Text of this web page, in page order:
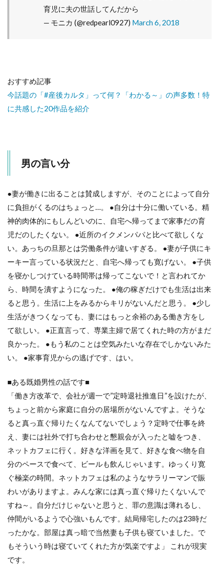
育児に夫の世話してんだから
— モニカ (@redpearl0927) March 6, 2018
おすすめ記事
今話題の「#産後カルタ」って何？「わかる～」の声多数！特
に共感した20作品を紹介
男の言い分
●妻が働きに出ることは賛成しますが、そのことによって自分
に負担がくるのはちょっと…。 ●自分は十分に働いている。精
神的肉体的にもしんどいのに、自宅へ帰ってまで家事だの育
児だのしたくない。 ●近所のイクメンパパと比べて欲しくな
い。あっちの旦那とは労働条件が違いすぎる。 ●妻が子供にキ
ーキー言っている状況だと、自宅へ帰っても寛げない。 ●子供
を寝かしつけている時間帯は帰ってこないで！と言われてか
ら、時間を潰すようになった。 ●俺の稼ぎだけでも生活は出来
ると思う。生活に上をみるからキリがないんだと思う。 ●少し
生活がきつくなっても、妻にはもっと余裕のある働き方をし
て欲しい。 ●正直言って、専業主婦で居てくれた時の方がまだ
良かった。 ●もう私のことは空気みたいな存在でしかないみた
い。 ●家事育児からの逃げです、はい。
■ある既婚男性の話です■
「働き方改革で、会社が週一で”定時退社推進日”を設けたが、
ちょっと前から家庭に自分の居場所がないんですよ。そうな
ると真っ直ぐ帰りたくなんてないでしょう？定時で仕事を終
え、妻には社外で打ち合わせと懇親会が入ったと嘘をつき、
ネットカフェに行く。好きな洋画を見て、好きな食べ物を自
分のペースで食べて、ビールも飲んじゃいます。ゆっくり寛
ぐ極楽の時間。ネットカフェは私のようなサラリーマンで賑
わいがありますよ。みんな家には真っ直ぐ帰りたくないんで
すね～。自分だけじゃないと思うと、罪の意識は薄れるし、
仲間がいるようで心強いもんです。結局帰宅したのは23時だ
ったかな。部屋は真っ暗で当然妻も子供も寝ていました。で
もそういう時は寝ていてくれた方が気楽ですよ」 これが現実
です。